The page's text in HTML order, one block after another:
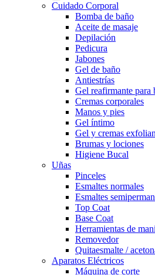
Cuidado Corporal
Bomba de baño
Aceite de masaje
Depilación
Pedicura
Jabones
Gel de baño
Antiestrías
Gel reafirmante para
Cremas corporales
Manos y pies
Gel íntimo
Gel y cremas
Brumas y lociones
Higiene Bucal
Uñas
Pinceles
Esmaltes normales
Esmaltes
Top Coat
Base Coat
Herramientas de
Removedor
Quitaesmalte /
Aparatos Eléctricos
Máquina de corte